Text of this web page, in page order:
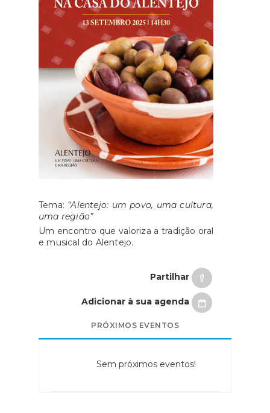
Tema: “Alentejo: um povo, uma cultura,
uma região”
Um encontro que valoriza a tradição oral
e musical do Alentejo.
Partilhar
Adicionar à sua agenda
PRÓXIMOS EVENTOS
Sem próximos eventos!